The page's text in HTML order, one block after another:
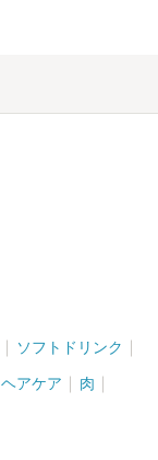
ソフトドリンク
ヘアケア 肉